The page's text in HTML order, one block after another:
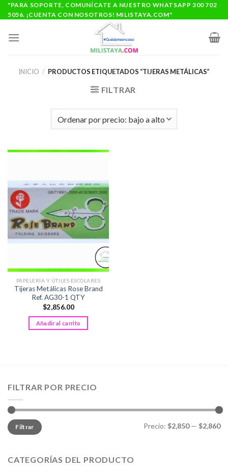
Saltar
al
"PARA SOPORTE, COMUNÍCATE A NUESTRO WHATSAPP 300 702
5056. ¡CUENTA CON NOSOTROS! MILISTAYA.COM"
INICIO / PRODUCTOS ETIQUETADOS “TIJERAS METÁLICAS”
FILTRAR
PAPELERÍA Y ÚTILES ESCOLARES
Tijeras Metálicas Rose Brand
Ref. AG30-1 QTY
$2,856.00
Añadir al carrito
FILTRAR POR PRECIO
Precio
mínimo
Precio
máximo
Filtrar Precio: $2,850— $2,860
CATEGORÍAS DEL PRODUCTO